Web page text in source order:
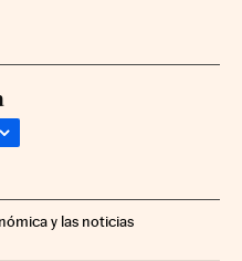
y las noticias